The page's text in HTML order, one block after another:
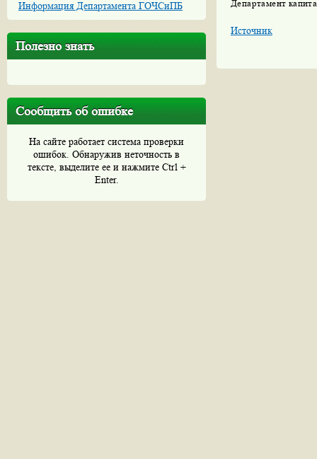
Информация Департамента ГОЧСиПБ
Полезно знать
Сообщить об ошибке
На сайте работает система проверки
ошибок. Обнаружив неточность в
тексте, выделите ее и нажмите Ctrl +
Enter.
Департамент
Источник